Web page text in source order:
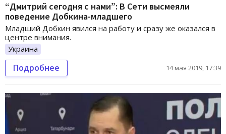
“Дмитрий сегодня с нами”: В Сети высмеяли
поведение Добкина-младшего
Младший Добкин явился на работу и сразу же оказался в
центре внимания.
Украина
Подробнее 14 мая 2019, 17:39